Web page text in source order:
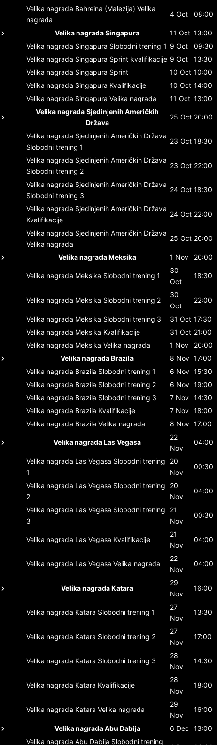
Velika nagrada Bahreina (Malezija) Velika
nagrada
4 Oct 08:00
Velika nagrada Singapura 11 Oct 13:00
Velika nagrada Singapura Slobodni trening 1 9 Oct
09:30
Velika nagrada Singapura Sprint kvalifikacije 9 Oct
13:30
Velika nagrada Singapura Sprint 10 Oct 10:00
Velika nagrada Singapura Kvalifikacije 10 Oct 14:00
Velika nagrada Singapura Velika nagrada 11 Oct 13:00
Velika nagrada Sjedinjenih Američkih
Država
25 Oct 20:00
Velika nagrada Sjedinjenih Američkih Država
Slobodni trening 1
23 Oct 18:30
Velika nagrada Sjedinjenih Američkih Država
Slobodni trening 2
23 Oct 22:00
Velika nagrada Sjedinjenih Američkih Država
Slobodni trening 3
24 Oct 18:30
Velika nagrada Sjedinjenih Američkih Država
Kvalifikacije
24 Oct 22:00
Velika nagrada Sjedinjenih Američkih Država
Velika nagrada
25 Oct 20:00
Velika nagrada Meksika 1 Nov 20:00
Velika nagrada Meksika Slobodni trening 1
30
Oct
18:30
Velika nagrada Meksika Slobodni trening 2
30
Oct
22:00
Velika nagrada Meksika Slobodni trening 3 31 Oct 17:30
Velika nagrada Meksika Kvalifikacije 31 Oct 21:00
Velika nagrada Meksika Velika nagrada 1 Nov
20:00
Velika nagrada Brazila
8 Nov 17:00
Velika nagrada Brazila Slobodni trening 1 6 Nov 15:30
Velika nagrada Brazila Slobodni trening 2 6 Nov 19:00
Velika nagrada Brazila Slobodni trening 3 7 Nov 14:30
Velika nagrada Brazila Kvalifikacije 7 Nov 18:00
Velika nagrada Brazila Velika nagrada 8 Nov 17:00
Velika nagrada Las Vegasa
22
Nov
04:00
Velika nagrada Las Vegasa Slobodni trening
1
20
Nov
00:30
Velika nagrada Las Vegasa Slobodni trening
2
20
Nov
04:00
Velika nagrada Las Vegasa Slobodni trening
3
21
Nov
00:30
Velika nagrada Las Vegasa Kvalifikacije
21
Nov
04:00
Velika nagrada Las Vegasa Velika nagrada
22
Nov
04:00
Velika nagrada Katara
29
Nov
16:00
Velika nagrada Katara Slobodni trening 1
27
Nov
13:30
Velika nagrada Katara Slobodni trening 2
27
Nov
17:00
Velika nagrada Katara Slobodni trening 3
28
Nov
14:30
Velika nagrada Katara Kvalifikacije
28
Nov
18:00
Velika nagrada Katara Velika nagrada
29
Nov
16:00
Velika nagrada Abu Dabija 6 Dec
13:00
Velika nagrada Abu Dabija Slobodni trening